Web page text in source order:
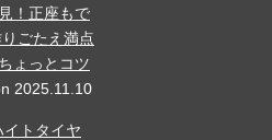
！正座もで
ごたえ満点
ょっとコツ
2025.11.10
トタイヤ